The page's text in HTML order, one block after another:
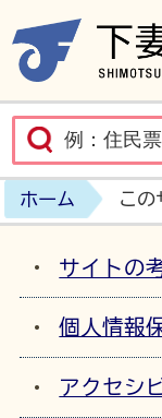
ホーム この
サイトの
個人情報
アクセシ